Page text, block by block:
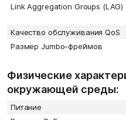
Link Aggregation Groups (LAG)
Качество обслуживания QoS
Размер Jumbo-фреймов
Физические
окружающей среды:
Питание